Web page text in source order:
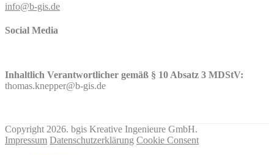
info@b-gis.de
Social Media
Inhaltlich Verantwortlicher gemäß § 10 Absatz 3 MDStV:
thomas.knepper@b-gis.de
Copyright 2026. bgis Kreative Ingenieure GmbH.
Impressum Datenschutzerklärung Cookie Consent